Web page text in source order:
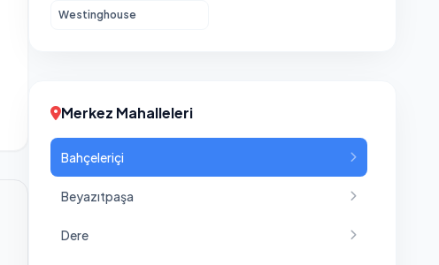
Westinghouse
Merkez Mahalleleri
Bahçeleriçi
Beyazıtpaşa
Dere